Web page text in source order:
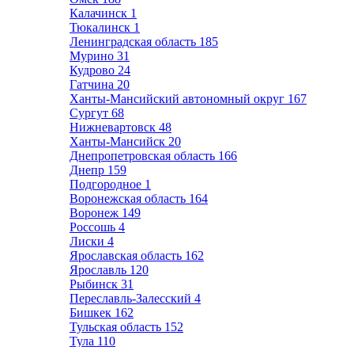
Калачинск 1
Тюкалинск 1
Ленинградская область 185
Мурино 31
Кудрово 24
Гатчина 20
Ханты-Мансийский автономный округ 167
Сургут 68
Нижневартовск 48
Ханты-Мансийск 20
Днепропетровская область 166
Днепр 159
Подгородное 1
Воронежская область 164
Воронеж 149
Россошь 4
Лиски 4
Ярославская область 162
Ярославль 120
Рыбинск 31
Переславль-Залесский 4
Бишкек 162
Тульская область 152
Тула 110